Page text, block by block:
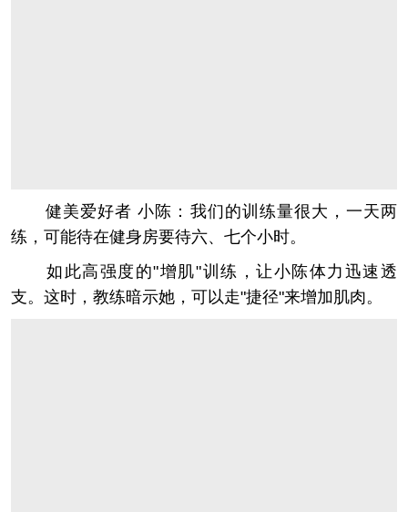
健美爱好者 小陈：我们的训练量很大，一天两
练，可能待在健身房要待六、七个小时。
如此高强度的"增肌"训练，让小陈体力迅速透
支。这时，教练暗示她，可以走"捷径"来增加肌肉。